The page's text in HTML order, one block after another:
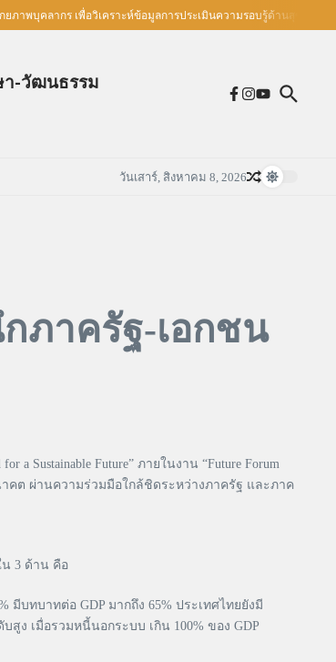
บุคลากร เพื่อวิเคราะห์ข้อมูลการประเมินความรอบรู้ด้านสุขภาพ
า-วัฒนธรรม
วันเสาร์, สิงหาคม 8, 2026
ภาครัฐ-เอกชน
Sustainable Future” ภายในงาน “Future Forum
าคต ผ่านความร่วมมือใกล้ชิดระหว่างภาครัฐ และภาค
น 3 ด้าน คือ
บทบาทต่อ GDP มากถึง 65% ประเทศไทยยังมี
ง เมื่อรวมหนี้นอกระบบ เกิน 100% ของ GDP